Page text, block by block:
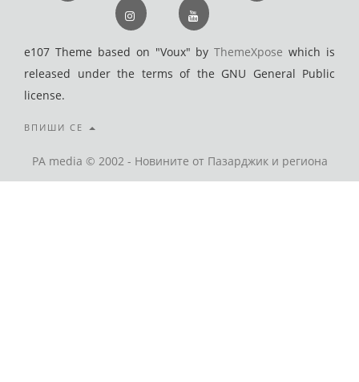
e107 Theme based on "Voux" byThemeXpose which is
released under the terms of the GNU General Public
license.
ВПИШИ СЕ
PA media © 2002 - Новините от Пазарджик и региона